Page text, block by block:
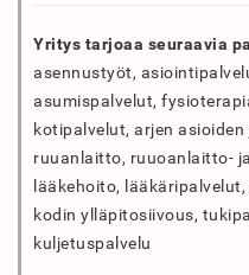
Yritys tarjoaa seuraavia
asennustyöt,
asumispalvelut,
kotipalvelut, arjen
ruuanlaitto, ruuoanlaitto-
lääkehoito,
kodin ylläpitosiivous,
kuljetuspalvelu